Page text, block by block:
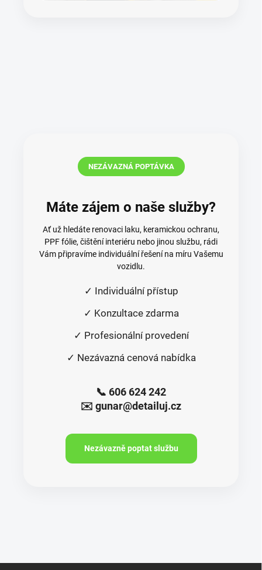
NEZÁVAZNÁ POPTÁVKA
Máte zájem o naše služby?
Ať už hledáte renovaci laku, keramickou ochranu,
PPF fólie, čištění interiéru nebo jinou službu, rádi
Vám připravíme individuální řešení na míru Vašemu
vozidlu.
✓ Individuální přístup
✓ Konzultace zdarma
✓ Profesionální provedení
✓ Nezávazná cenová nabídka
📞 606 624 242
✉️ gunar@detailuj.cz
Nezávazně poptat službu